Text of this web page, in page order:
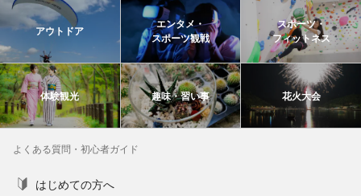
アウトドア
エンタメ・
スポーツ観戦
スポーツ・
フィットネス
体験観光 趣味・習い事 花火大会
よくある質問・初心者ガイド
はじめての方へ